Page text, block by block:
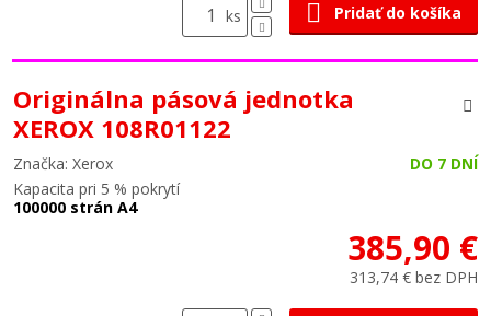
ks Pridať do košíka
Originálna pásová jednotka
XEROX 108R01122
Značka: Xerox
DO 7 DNÍ
Kapacita pri 5 % pokrytí
100000 strán A4
385,90 €
313,74 € bez DPH